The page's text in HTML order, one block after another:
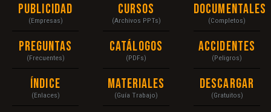
Publicidad
(Empresas)
Preguntas
(Frecuentes)
Índice
(Enlaces)
Cursos
(Archivos PPTs)
Catálogos
(PDFs)
Materiales
(Guía Trabajo)
Documentales
(Completos)
Accidentes
(Peligros)
Descargar
(Gratuitos)